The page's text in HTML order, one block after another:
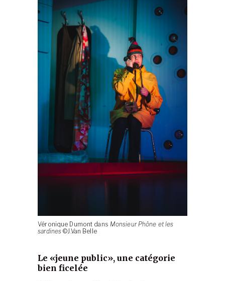
Véronique Dumont dans Monsieur Phône et les
sardines ©J.Van Belle
Le «jeune public», une catégorie
bien ficelée